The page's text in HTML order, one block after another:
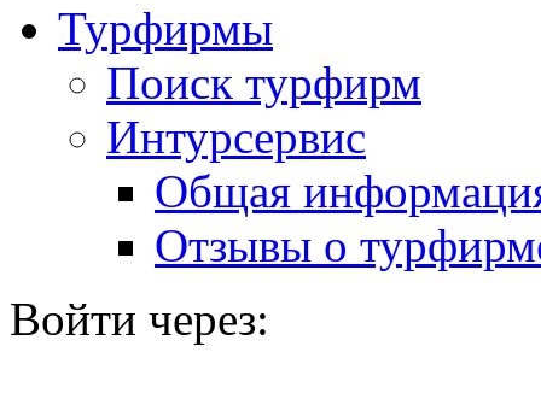
Турфирмы
Поиск турфирм
Интурсервис
Общая
Отзывы о
Войти через: